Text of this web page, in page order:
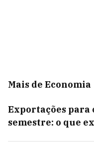
Mais de Economia
Exportações para
semestre: o que